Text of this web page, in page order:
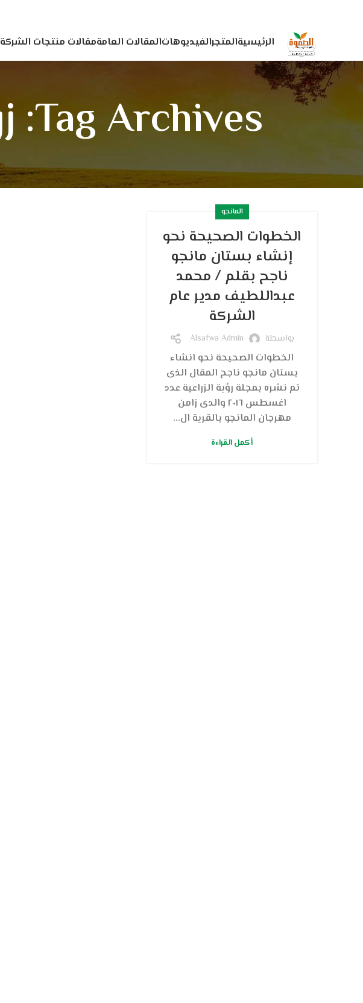
الرئيسيةالمتجرالفيديوهاتالمقالات العامةمقالات منتجات الشركة
Tag Archives: زراعة المانجو الصحيحة
المانجو
الخطوات الصحيحة نحو
إنشاء بستان مانجو
ناجح بقلم / محمد
عبداللطيف مدير عام
الشركة
بواسطة Alsafwa Admin
الخطوات الصحيحة نحو انشاء
بستان مانجو ناجح المقال الذى
تم نشره بمجلة رؤية الزراعية عدد
اغسطس ٢٠١٦ والدى زامن
مهرجان المانجو بالقرية ال...
أكمل القراءة